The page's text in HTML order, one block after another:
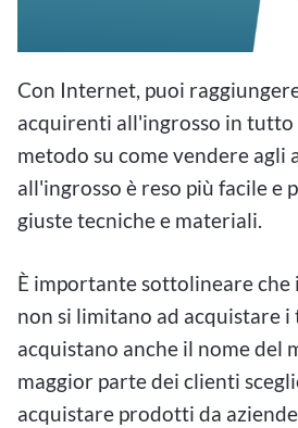
Con Internet, puoi
acquirenti all'ingrosso in tutto
metodo su come vendere agli
all'ingrosso è reso più facile e
giuste tecniche e materiali.
È importante sottolineare
non si limitano ad acquistare
acquistano anche il nome del
maggior parte dei clienti
acquistare prodotti da